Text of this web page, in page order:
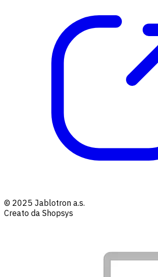
© 2025 Jablotron a.s.
Creato da Shopsys